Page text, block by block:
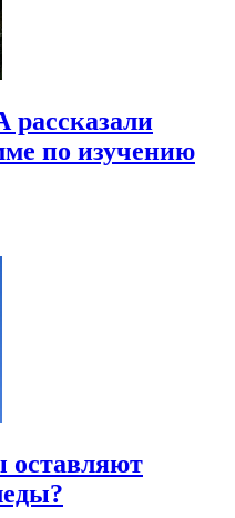
по изучению
оставляют